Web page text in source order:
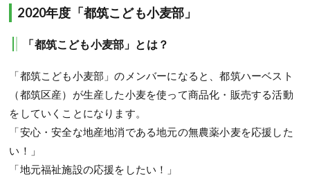
2020年度「都筑こども小麦部」
「都筑こども小麦部」とは？
「都筑こども小麦部」のメンバーになると、都筑ハーベスト
（都筑区産）が生産した小麦を使って商品化・販売する活動
をしていくことになります。
「安心・安全な地産地消である地元の無農薬小麦を応援した
い！」
「地元福祉施設の応援をしたい！」